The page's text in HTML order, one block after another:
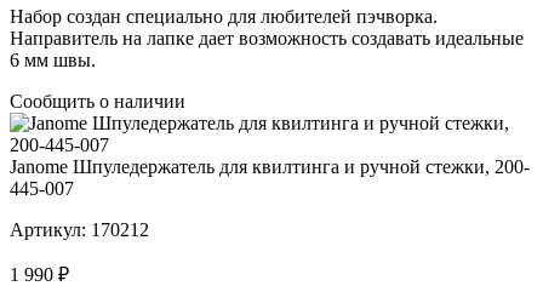
Набор создан специально для любителей пэчворка.
Направитель на лапке дает возможность создавать идеальные
6 мм швы.
Сообщить о наличии
Janome Шпуледержатель для квилтинга и ручной стежки, 200-
445-007
Артикул: 170212
1 990 ₽